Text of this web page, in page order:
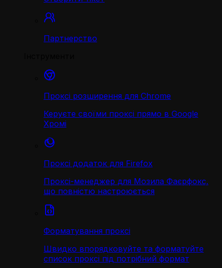
Партнерство
Проксі розширення для Chrome
Керуєте своїми проксі прямо в Google
Хромі
Проксі додаток для Firefox
Проксі-менеджер для Мозила Фаєрфокс,
що повністю настроюється
Форматування проксі
Швидко впорядковуйте та форматуйте
список проксі під потрібний формат